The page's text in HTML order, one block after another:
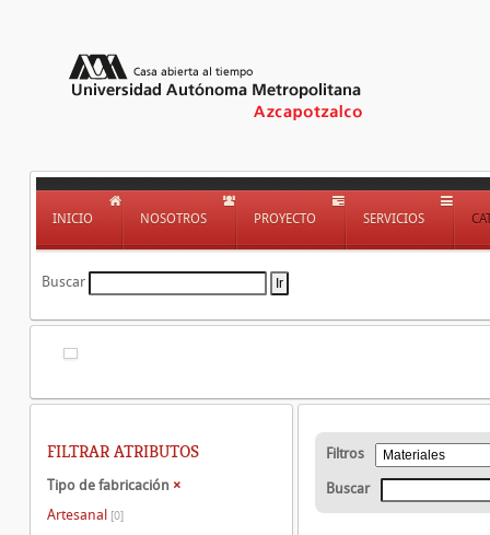
INICIO NOSOTROS PROYECTO SERVICIOS
Buscar
Filtros
Buscar
FILTRAR ATRIBUTOS
Tipo de fabricación ×
Artesanal [0]